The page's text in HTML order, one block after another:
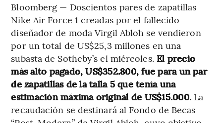
Bloomberg — Doscientos pares de zapatillas
Nike Air Force 1 creadas por el fallecido
diseñador de moda Virgil Abloh se vendieron
por un total de US$25,3 millones en una
subasta de Sotheby’s el miércoles. El precio
más alto pagado, US$352.800, fue para un par
de zapatillas de la talla 5 que tenía una
estimación máxima original de US$15.000. La
recaudación se destinará al Fondo de Becas